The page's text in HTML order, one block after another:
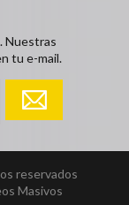
Nuestras
tu e-mail.
reservados
Masivos